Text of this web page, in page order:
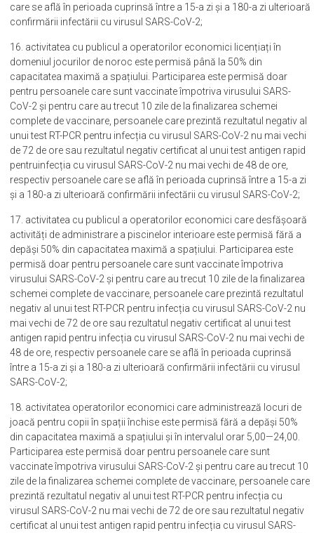
care se află în perioada cuprinsă între a 15-a zi și a 180-a zi ulterioară
confirmării infectării cu virusul SARS-CoV-2;
16. activitatea cu publicul a operatorilor economici licențiați în
domeniul jocurilor de noroc este permisă până la 50% din
capacitatea maximă a spațiului. Participarea este permisă doar
pentru persoanele care sunt vaccinate împotriva virusului SARS-
CoV-2 și pentru care au trecut 10 zile de la finalizarea schemei
complete de vaccinare, persoanele care prezintă rezultatul negativ al
unui test RT-PCR pentru infecția cu virusul SARS-CoV-2 nu mai vechi
de 72 de ore sau rezultatul negativ certificat al unui test antigen rapid
pentruinfecția cu virusul SARS-CoV-2 nu mai vechi de 48 de ore,
respectiv persoanele care se află în perioada cuprinsă între a 15-a zi
și a 180-a zi ulterioară confirmării infectării cu virusul SARS-CoV-2;
17. activitatea cu publicul a operatorilor economici care desfășoară
activități de administrare a piscinelor interioare este permisă fără a
depăși 50% din capacitatea maximă a spațiului. Participarea este
permisă doar pentru persoanele care sunt vaccinate împotriva
virusului SARS-CoV-2 și pentru care au trecut 10 zile de la finalizarea
schemei complete de vaccinare, persoanele care prezintă rezultatul
negativ al unui test RT-PCR pentru infecția cu virusul SARS-CoV-2 nu
mai vechi de 72 de ore sau rezultatul negativ certificat al unui test
antigen rapid pentru infecția cu virusul SARS-CoV-2 nu mai vechi de
48 de ore, respectiv persoanele care se află în perioada cuprinsă
între a 15-a zi și a 180-a zi ulterioară confirmării infectării cu virusul
SARS-CoV-2;
18. activitatea operatorilor economici care administrează locuri de
joacă pentru copii în spații închise este permisă fără a depăși 50%
din capacitatea maximă a spațiului și în intervalul orar 5,00—24,00.
Participarea este permisă doar pentru persoanele care sunt
vaccinate împotriva virusului SARS-CoV-2 și pentru care au trecut 10
zile de la finalizarea schemei complete de vaccinare, persoanele care
prezintă rezultatul negativ al unui test RT-PCR pentru infecția cu
virusul SARS-CoV-2 nu mai vechi de 72 de ore sau rezultatul negativ
certificat al unui test antigen rapid pentru infecția cu virusul SARS-